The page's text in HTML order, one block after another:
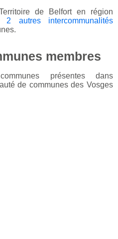
de Belfort en région
2 autres intercommunalités
membres
présentes dans
de communes des Vosges